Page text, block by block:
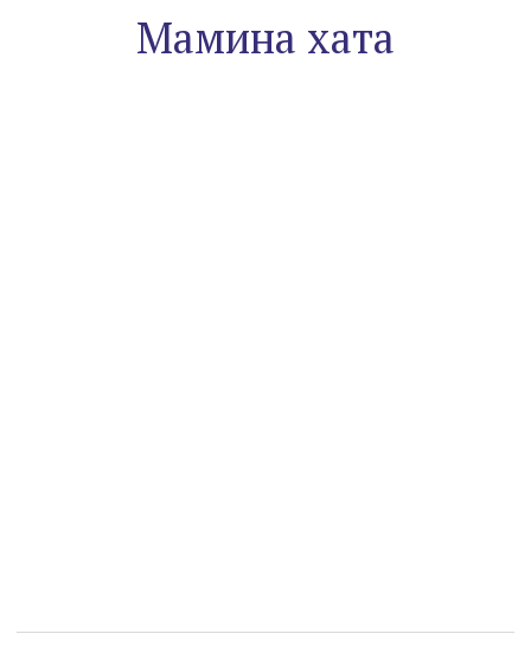
Мамина хата